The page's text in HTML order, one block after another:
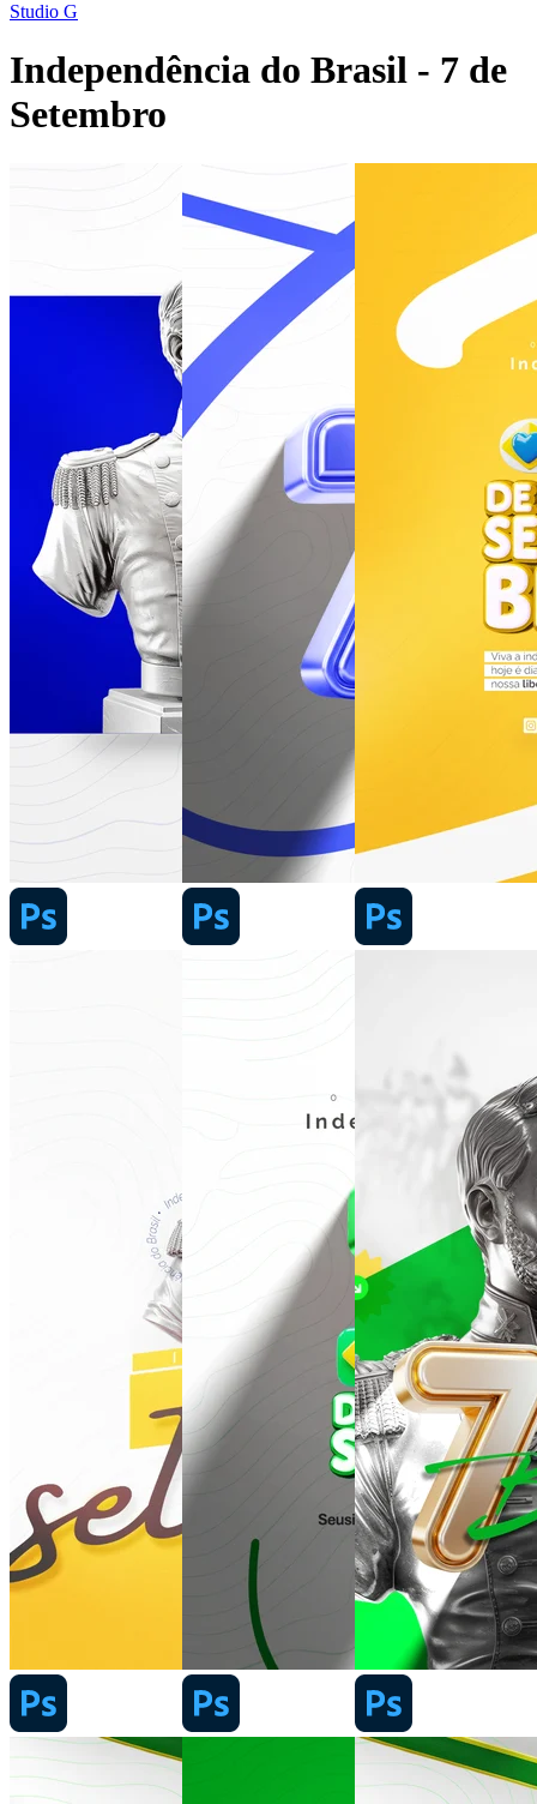
Studio G
Independência do Brasil - 7 de
Setembro